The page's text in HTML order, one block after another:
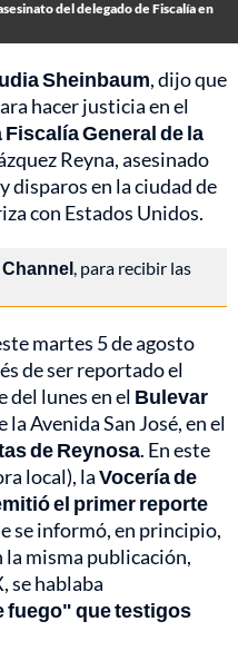
del delegado de Fiscalía en
Sheinbaum, dijo que
hacer justicia en el
Fiscalía General de la
Reyna, asesinado
disparos en la ciudad de
con Estados Unidos.
, para recibir las
martes 5 de agosto
de ser reportado el
del lunes en el Bulevar
la Avenida San José, en el
de Reynosa. En este
local), laVocería de
el primer reporte
se informó, en principio,
la misma publicación,
se hablaba
fuego" que testigos